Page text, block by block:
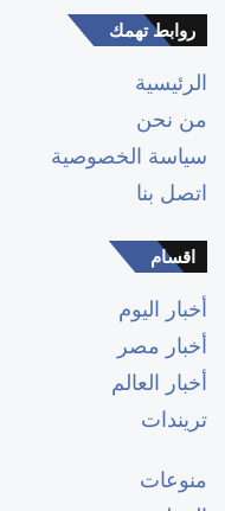
روابط تهمك
الرئيسية
من نحن
سياسة الخصوصية
اتصل بنا
اقسام
أخبار اليوم
أخبار مصر
أخبار العالم
تريندات
منوعات